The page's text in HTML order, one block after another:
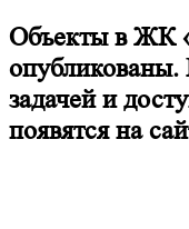
Объекты в ЖК
задачей и
появятся на